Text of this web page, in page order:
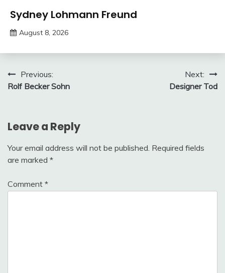
Trends
Sydney Lohmann Freund
August 8, 2026
Meme
Post
navigation
Previous:
Rolf Becker Sohn
Next:
Designer Tod
Leave a Reply
Your email address will not be published. Required fields
are marked *
Comment *